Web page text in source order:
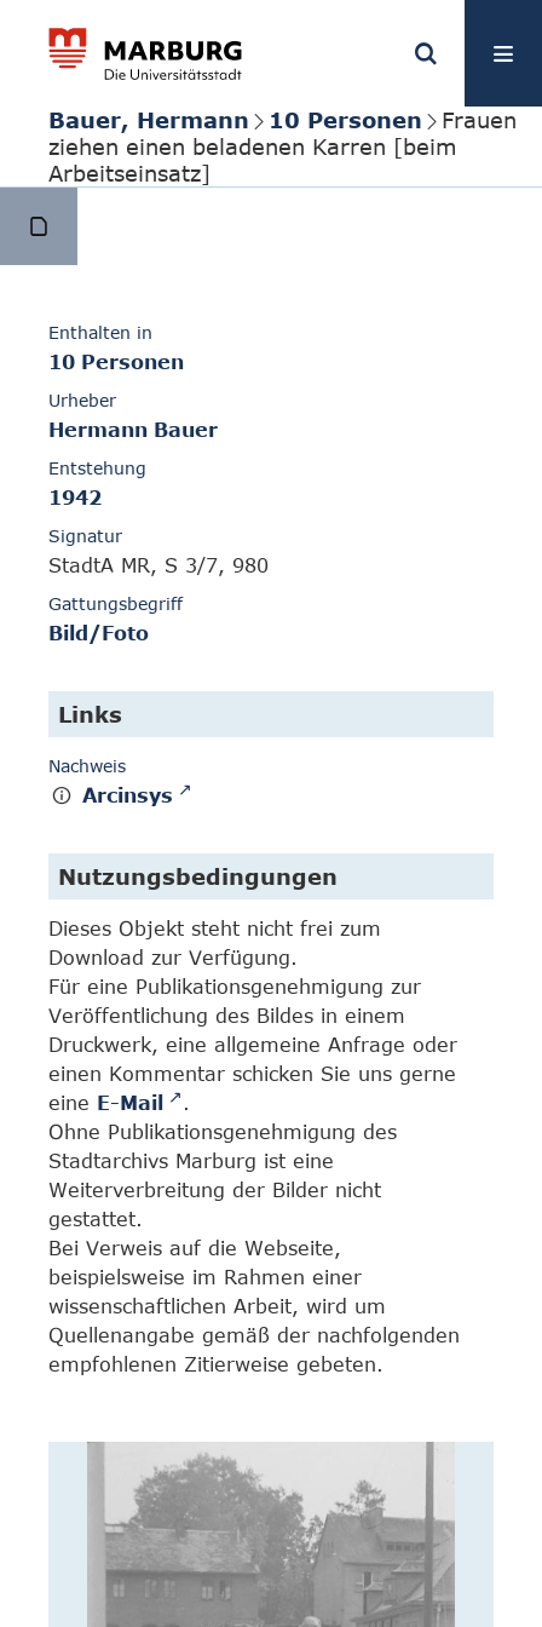
Bauer, Hermann 10 Personen
Frauen
ziehen einen beladenen Karren [beim
Arbeitseinsatz]
Enthalten in
10 Personen
Urheber
Hermann Bauer
Entstehung
1942
Signatur
StadtA MR, S 3/7, 980
Gattungsbegriff
Bild/Foto
Links
Nachweis
Arcinsys
Nutzungsbedingungen
Dieses Objekt steht nicht frei zum
Download zur Verfügung.
Für eine Publikationsgenehmigung zur
Veröffentlichung des Bildes in einem
Druckwerk, eine allgemeine Anfrage oder
einen Kommentar schicken Sie uns gerne
eine E-Mail
.
Ohne Publikationsgenehmigung des
Stadtarchivs Marburg ist eine
Weiterverbreitung der Bilder nicht
gestattet.
Bei Verweis auf die Webseite,
beispielsweise im Rahmen einer
wissenschaftlichen Arbeit, wird um
Quellenangabe gemäß der nachfolgenden
empfohlenen Zitierweise gebeten.